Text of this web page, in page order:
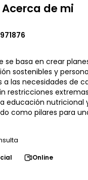
Acerca de mi
se basa en crear
sostenibles y
a las necesidades de
restricciones
educación nutricional
como pilares para
Online